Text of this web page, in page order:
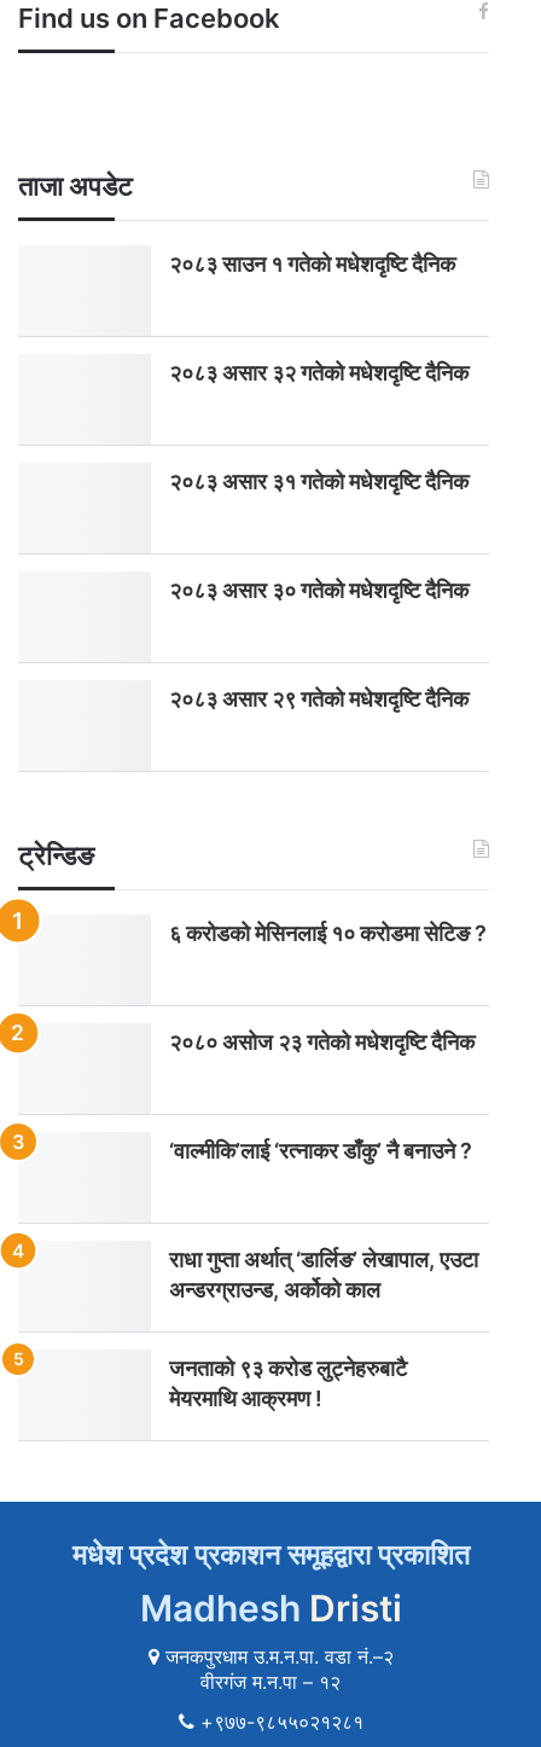
Find us on Facebook
ताजा अपडेट
२०८३ साउन १ गतेकाे मधेशदृष्टि दैनिक
२०८३ असार ३२ गतेको मधेशदृष्टि दैनिक
२०८३ असार ३१ गतेको मधेशदृष्टि दैनिक
२०८३ असार ३० गतेको मधेशदृष्टि दैनिक
२०८३ असार २९ गतेको मधेशदृष्टि दैनिक
ट्रेन्डिङ
६ करोडको मेसिनलाई १० करोडमा सेटिङ ?
२०८० असोज २३ गतेको मधेशदृष्टि दैनिक
‘वाल्मीकि’लाई ‘रत्नाकर डाँकु’ नै बनाउने ?
राधा गुप्ता अर्थात् ‘डार्लिङ’ लेखापाल, एउटा
अन्डरग्राउन्ड, अर्कोको काल
जनताको ९३ करोड लुट्नेहरुबाटै
मेयरमाथि आक्रमण !
मधेश प्रदेश प्रकाशन समूहद्वारा प्रकाशित
Madhesh Dristi
जनकपुरधाम उ.म.न.पा. वडा नं.–२
वीरगंज म.न.पा – १२
+९७७-९८५५०२१२८१